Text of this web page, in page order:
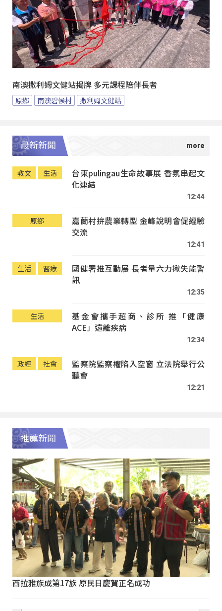
南澳撒利姆文健站揭牌 多元課程陪伴長者
原鄉 南澳碧候村 撒利姆文健站
最新新聞
教文 生活
台東pulingau生命故事展 香氛串起文
化連結
12:44
原鄉
嘉蘭村拚農業轉型 金峰說明會促經驗
交流
12:41
生活 醫療
國健署推互動展 長者量六力揪失能警
訊
12:35
生活
基金會攜手超商、診所 推「健康
ACE」遠離疾病
12:34
政經 社會
監察院監察權陷入空窗 立法院舉行公
聽會
12:21
推薦新聞
西拉雅族成第17族 原民日慶賀正名成功